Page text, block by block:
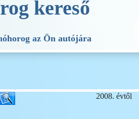
kereső
az Ön autójára
2008. évtől